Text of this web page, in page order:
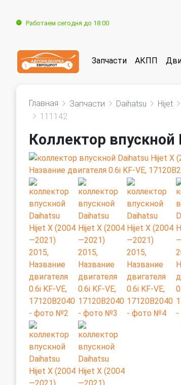
Работаем сегодня до 18:00
Запчасти АКПП
Главная Запчасти Daihatsu Hijet
111142
Коллектор